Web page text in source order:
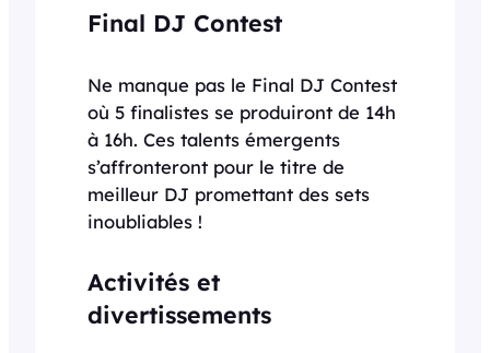
Final DJ Contest
Ne manque pas le Final DJ Contest
où 5 finalistes se produiront de 14h
à 16h. Ces talents émergents
s’affronteront pour le titre de
meilleur DJ promettant des sets
inoubliables !
Activités et
divertissements